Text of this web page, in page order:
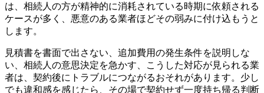
は、相続人の方が精神的に消耗されている時期に依頼される
ケースが多く、悪意のある業者ほどその弱みに付け込もうと
します。
見積書を書面で出さない、追加費用の発生条件を説明しな
い、相続人の意思決定を急かす、こうした対応が見られる業
者は、契約後にトラブルにつながるおそれがあります。少し
でも違和感を感じたら、その場で契約せず一度持ち帰る判断